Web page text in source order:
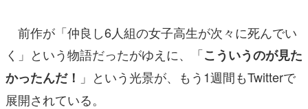
前作が「仲良し6人組の女子高生が次々に死んでい
く」という物語だったがゆえに、「こういうのが見た
かったんだ！ 」という光景が、もう1週間もTwitterで
展開されている。